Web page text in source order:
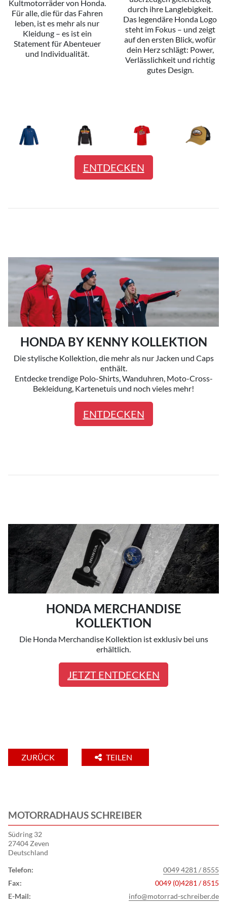
Kultmotorräder von Honda.
Für alle, die für das Fahren
leben, ist es mehr als nur
Kleidung – es ist ein
Statement für Abenteuer
und Individualität.
durch ihre Langlebigkeit.
Das legendäre Honda Logo
steht im Fokus – und zeigt
auf den ersten Blick, wofür
dein Herz schlägt: Power,
Verlässlichkeit und richtig
gutes Design.
ENTDECKEN
HONDA BY KENNY KOLLEKTION
Die stylische Kollektion, die mehr als nur Jacken und Caps
enthält.
Entdecke trendige Polo-Shirts, Wanduhren, Moto-Cross-
Bekleidung, Kartenetuis und noch vieles mehr!
ENTDECKEN
HONDA MERCHANDISE
KOLLEKTION
Die Honda Merchandise Kollektion ist exklusiv bei uns
erhältlich.
JETZT ENTDECKEN
ZURÜCK TEILEN
MOTORRADHAUS SCHREIBER
Südring 32
27404 Zeven
Deutschland
Telefon:
0049 4281 / 8555
Fax:
0049 (0)4281 / 8515
E-Mail:
info@motorrad-schreiber.de